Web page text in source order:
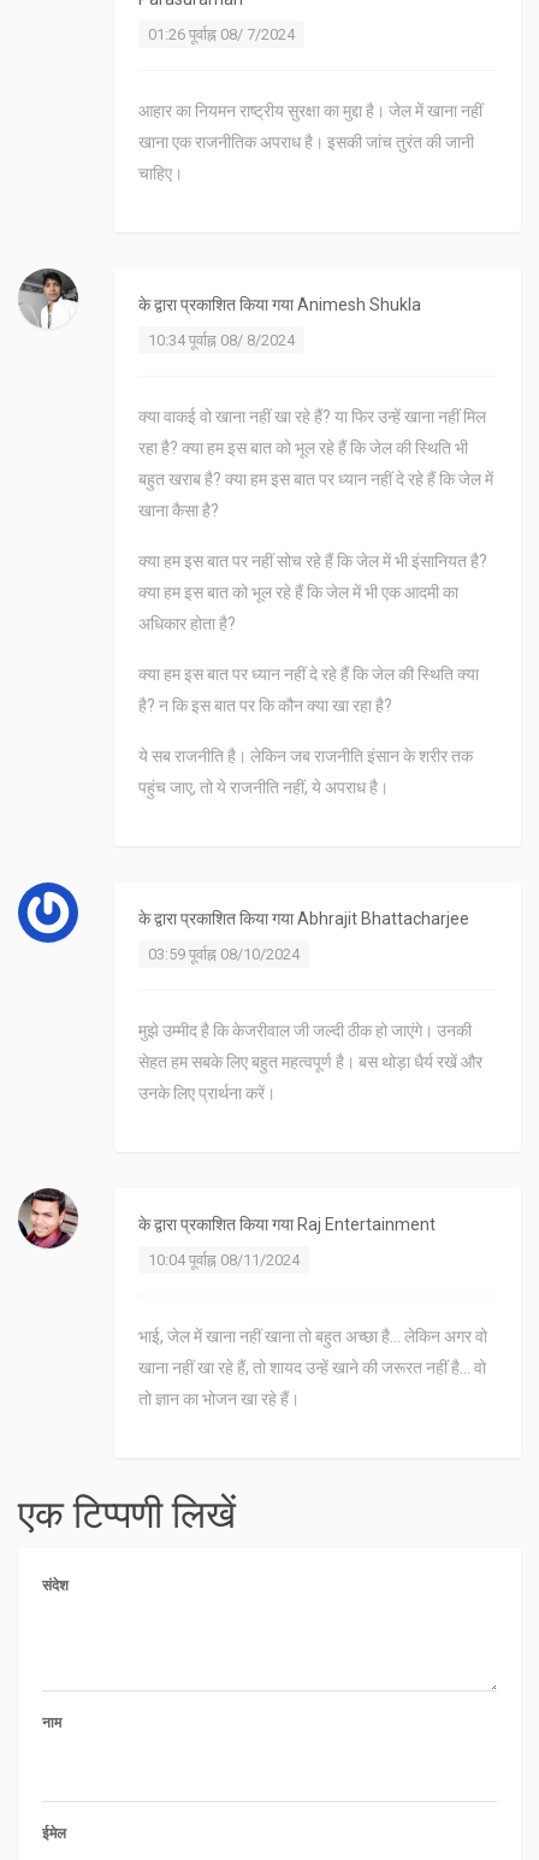
01:26 पूर्वाह्न 08/ 7/2024
आहार का नियमन राष्ट्रीय सुरक्षा का मुद्दा है। जेल में खाना नहीं
खाना एक राजनीतिक अपराध है। इसकी जांच तुरंत की जानी
चाहिए।
के द्वारा प्रकाशित किया गयाAnimesh Shukla
10:34 पूर्वाह्न 08/ 8/2024
क्या वाकई वो खाना नहीं खा रहे हैं? या फिर उन्हें खाना नहीं मिल
रहा है? क्या हम इस बात को भूल रहे हैं कि जेल की स्थिति भी
बहुत खराब है? क्या हम इस बात पर ध्यान नहीं दे रहे हैं कि जेल में
खाना कैसा है?
क्या हम इस बात पर नहीं सोच रहे हैं कि जेल में भी इंसानियत है?
क्या हम इस बात को भूल रहे हैं कि जेल में भी एक आदमी का
अधिकार होता है?
क्या हम इस बात पर ध्यान नहीं दे रहे हैं कि जेल की स्थिति क्या
है? न कि इस बात पर कि कौन क्या खा रहा है?
ये सब राजनीति है। लेकिन जब राजनीति इंसान के शरीर तक
पहुंच जाए, तो ये राजनीति नहीं, ये अपराध है।
के द्वारा प्रकाशित किया गयाAbhrajit Bhattacharjee
03:59 पूर्वाह्न 08/10/2024
मुझे उम्मीद है कि केजरीवाल जी जल्दी ठीक हो जाएंगे। उनकी
सेहत हम सबके लिए बहुत महत्वपूर्ण है। बस थोड़ा धैर्य रखें और
उनके लिए प्रार्थना करें।
के द्वारा प्रकाशित किया गया Raj Entertainment
10:04 पूर्वाह्न 08/11/2024
भाई, जेल में खाना नहीं खाना तो बहुत अच्छा है... लेकिन अगर वो
खाना नहीं खा रहे हैं, तो शायद उन्हें खाने की जरूरत नहीं है... वो
तो ज्ञान का भोजन खा रहे हैं।
एक टिप्पणी लिखें
संदेश
नाम
ईमेल